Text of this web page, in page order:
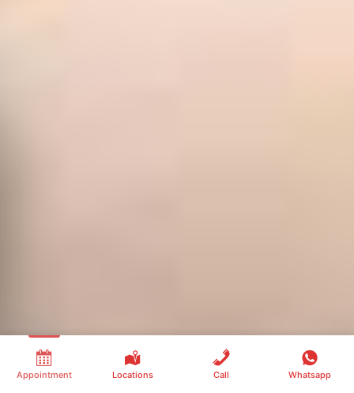
Appointment Locations Call Whatsapp